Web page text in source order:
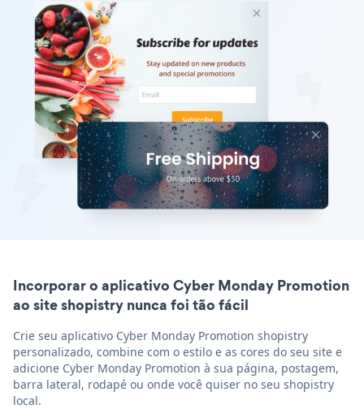
Incorporar o aplicativo Cyber Monday Promotion
ao site shopistry nunca foi tão fácil
Crie seu aplicativo Cyber Monday Promotion shopistry
personalizado, combine com o estilo e as cores do seu site e
adicione Cyber Monday Promotion à sua página, postagem,
barra lateral, rodapé ou onde você quiser no seu shopistry
local.